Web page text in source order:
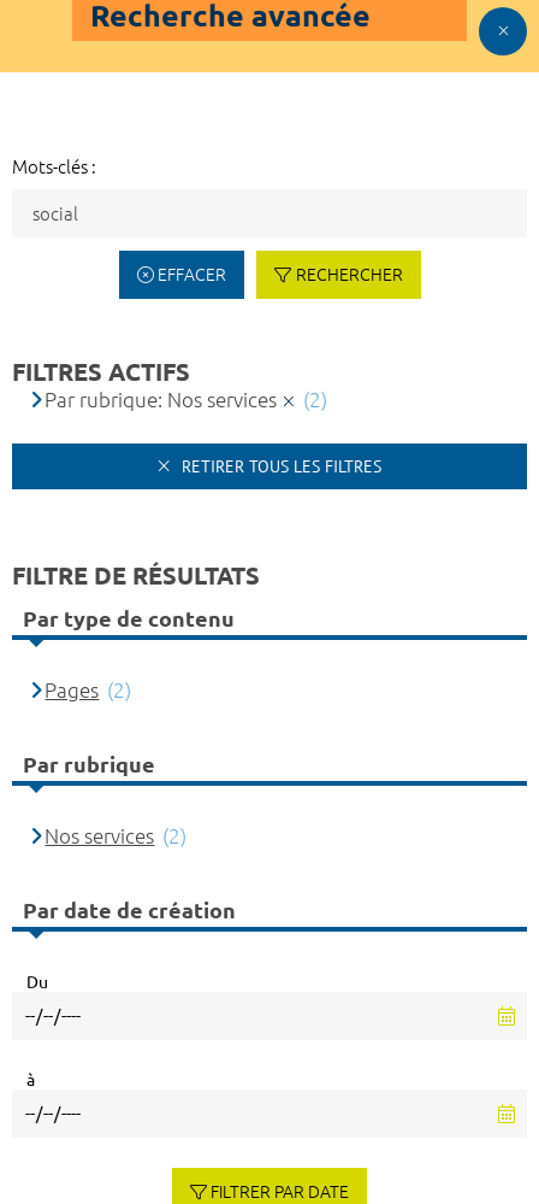
Recherche avancée
Mots-clés :
EFFACER RECHERCHER
FILTRES ACTIFS
Par rubrique: Nos services (2)
RETIRER TOUS LES FILTRES
FILTRE DE RÉSULTATS
Par type de contenu
Pages (2)
Par rubrique
Nos services (2)
Par date de création
Du
à
FILTRER PAR DATE